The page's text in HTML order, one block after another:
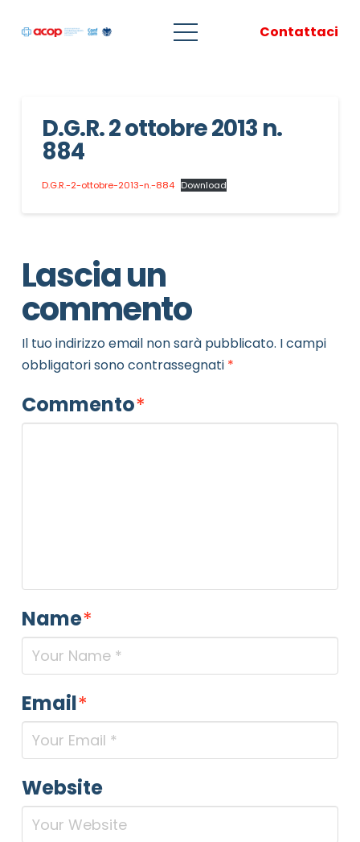
Contattaci
D.G.R. 2 ottobre 2013 n.
884
D.G.R.-2-ottobre-2013-n.-884 Download
Lascia un
commento
Il tuo indirizzo email non sarà pubblicato. I campi
obbligatori sono contrassegnati *
Commento*
Name*
Email*
Website